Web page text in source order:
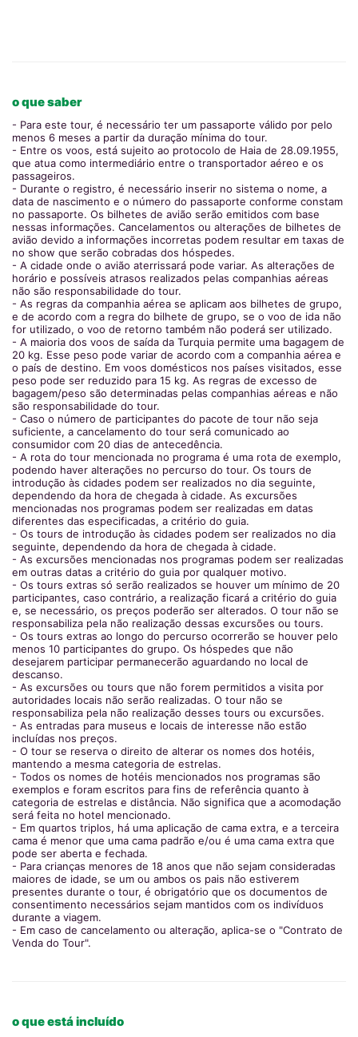
o que saber
- Para este tour, é necessário ter um passaporte válido por pelo
menos 6 meses a partir da duração mínima do tour.
- Entre os voos, está sujeito ao protocolo de Haia de 28.09.1955,
que atua como intermediário entre o transportador aéreo e os
passageiros.
- Durante o registro, é necessário inserir no sistema o nome, a
data de nascimento e o número do passaporte conforme constam
no passaporte. Os bilhetes de avião serão emitidos com base
nessas informações. Cancelamentos ou alterações de bilhetes de
avião devido a informações incorretas podem resultar em taxas de
no show que serão cobradas dos hóspedes.
- A cidade onde o avião aterrissará pode variar. As alterações de
horário e possíveis atrasos realizados pelas companhias aéreas
não são responsabilidade do tour.
- As regras da companhia aérea se aplicam aos bilhetes de grupo,
e de acordo com a regra do bilhete de grupo, se o voo de ida não
for utilizado, o voo de retorno também não poderá ser utilizado.
- A maioria dos voos de saída da Turquia permite uma bagagem de
20 kg. Esse peso pode variar de acordo com a companhia aérea e
o país de destino. Em voos domésticos nos países visitados, esse
peso pode ser reduzido para 15 kg. As regras de excesso de
bagagem/peso são determinadas pelas companhias aéreas e não
são responsabilidade do tour.
- Caso o número de participantes do pacote de tour não seja
suficiente, a cancelamento do tour será comunicado ao
consumidor com 20 dias de antecedência.
- A rota do tour mencionada no programa é uma rota de exemplo,
podendo haver alterações no percurso do tour. Os tours de
introdução às cidades podem ser realizados no dia seguinte,
dependendo da hora de chegada à cidade. As excursões
mencionadas nos programas podem ser realizadas em datas
diferentes das especificadas, a critério do guia.
- Os tours de introdução às cidades podem ser realizados no dia
seguinte, dependendo da hora de chegada à cidade.
- As excursões mencionadas nos programas podem ser realizadas
em outras datas a critério do guia por qualquer motivo.
- Os tours extras só serão realizados se houver um mínimo de 20
participantes, caso contrário, a realização ficará a critério do guia
e, se necessário, os preços poderão ser alterados. O tour não se
responsabiliza pela não realização dessas excursões ou tours.
- Os tours extras ao longo do percurso ocorrerão se houver pelo
menos 10 participantes do grupo. Os hóspedes que não
desejarem participar permanecerão aguardando no local de
descanso.
- As excursões ou tours que não forem permitidos a visita por
autoridades locais não serão realizadas. O tour não se
responsabiliza pela não realização desses tours ou excursões.
- As entradas para museus e locais de interesse não estão
incluídas nos preços.
- O tour se reserva o direito de alterar os nomes dos hotéis,
mantendo a mesma categoria de estrelas.
- Todos os nomes de hotéis mencionados nos programas são
exemplos e foram escritos para fins de referência quanto à
categoria de estrelas e distância. Não significa que a acomodação
será feita no hotel mencionado.
- Em quartos triplos, há uma aplicação de cama extra, e a terceira
cama é menor que uma cama padrão e/ou é uma cama extra que
pode ser aberta e fechada.
- Para crianças menores de 18 anos que não sejam consideradas
maiores de idade, se um ou ambos os pais não estiverem
presentes durante o tour, é obrigatório que os documentos de
consentimento necessários sejam mantidos com os indivíduos
durante a viagem.
- Em caso de cancelamento ou alteração, aplica-se o "Contrato de
Venda do Tour".
o que está incluído